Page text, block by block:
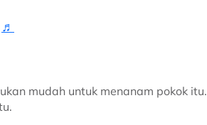
♬
mudah untuk menanam pokok itu.